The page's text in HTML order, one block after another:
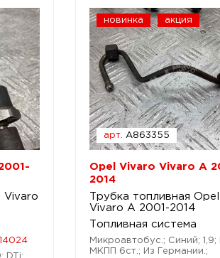
Vivaro
DTi;
новинка акция
арт. A863355
Opel Vivaro Vivaro A
2014
Трубка топливная Opel
Vivaro A 2001-2014
Топливная система
Микроавтобус.; Синий; 1,9;
МКПП 6ст.; Из Германии.;